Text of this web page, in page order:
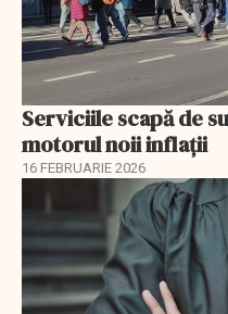
Serviciile scapă de
motorul noii inflații
16 FEBRUARIE 2026